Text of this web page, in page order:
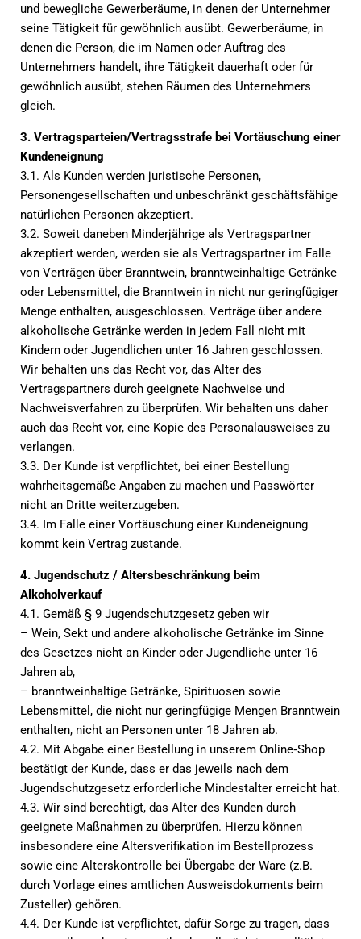
und bewegliche Gewerberäume, in denen der Unternehmer
seine Tätigkeit für gewöhnlich ausübt. Gewerberäume, in
denen die Person, die im Namen oder Auftrag des
Unternehmers handelt, ihre Tätigkeit dauerhaft oder für
gewöhnlich ausübt, stehen Räumen des Unternehmers
gleich.
3. Vertragsparteien/Vertragsstrafe bei Vortäuschung einer
Kundeneignung
3.1. Als Kunden werden juristische Personen,
Personengesellschaften und unbeschränkt geschäftsfähige
natürlichen Personen akzeptiert.
3.2. Soweit daneben Minderjährige als Vertragspartner
akzeptiert werden, werden sie als Vertragspartner im Falle
von Verträgen über Branntwein, branntweinhaltige Getränke
oder Lebensmittel, die Branntwein in nicht nur geringfügiger
Menge enthalten, ausgeschlossen. Verträge über andere
alkoholische Getränke werden in jedem Fall nicht mit
Kindern oder Jugendlichen unter 16 Jahren geschlossen.
Wir behalten uns das Recht vor, das Alter des
Vertragspartners durch geeignete Nachweise und
Nachweisverfahren zu überprüfen. Wir behalten uns daher
auch das Recht vor, eine Kopie des Personalausweises zu
verlangen.
3.3. Der Kunde ist verpflichtet, bei einer Bestellung
wahrheitsgemäße Angaben zu machen und Passwörter
nicht an Dritte weiterzugeben.
3.4. Im Falle einer Vortäuschung einer Kundeneignung
kommt kein Vertrag zustande.
4. Jugendschutz / Altersbeschränkung beim
Alkoholverkauf
4.1. Gemäß § 9 Jugendschutzgesetz geben wir
– Wein, Sekt und andere alkoholische Getränke im Sinne
des Gesetzes nicht an Kinder oder Jugendliche unter 16
Jahren ab,
– branntweinhaltige Getränke, Spirituosen sowie
Lebensmittel, die nicht nur geringfügige Mengen Branntwein
enthalten, nicht an Personen unter 18 Jahren ab.
4.2. Mit Abgabe einer Bestellung in unserem Online‑Shop
bestätigt der Kunde, dass er das jeweils nach dem
Jugendschutzgesetz erforderliche Mindestalter erreicht hat.
4.3. Wir sind berechtigt, das Alter des Kunden durch
geeignete Maßnahmen zu überprüfen. Hierzu können
insbesondere eine Altersverifikation im Bestellprozess
sowie eine Alterskontrolle bei Übergabe der Ware (z.B.
durch Vorlage eines amtlichen Ausweisdokuments beim
Zusteller) gehören.
4.4. Der Kunde ist verpflichtet, dafür Sorge zu tragen, dass